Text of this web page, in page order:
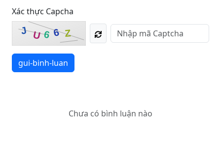
Xác thực Capcha
J U6 6 Z
gui-binh-luan
Chưa có bình luận nào